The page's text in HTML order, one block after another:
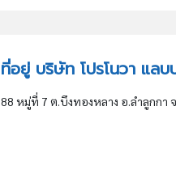
ที่อยู่ บริษัท โปรโนวา แล
88 หมู่ที่ 7 ต.บึงทองหลาง อ.ลำลูกกา